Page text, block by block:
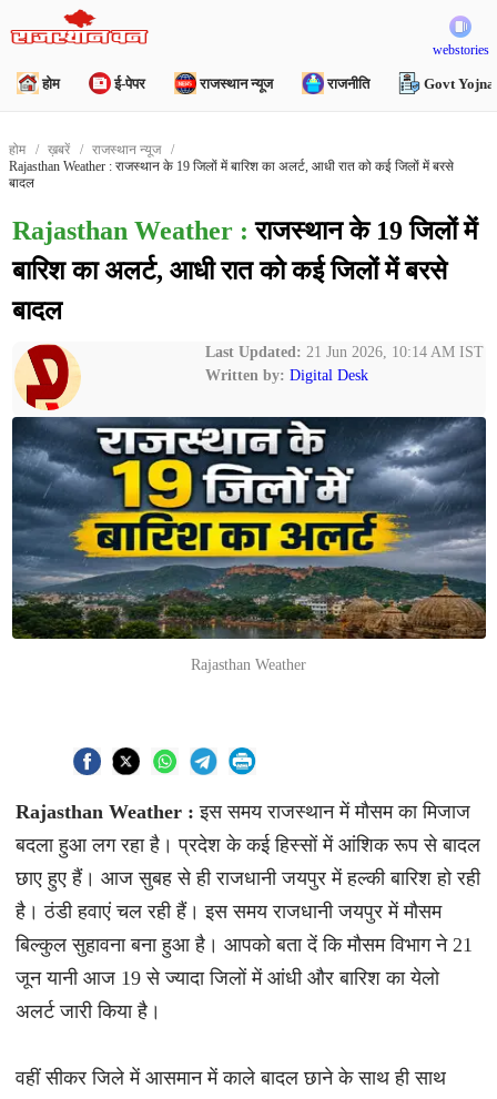
webstories
होम ई-पेपर राजस्थान न्यूज राजनीति Govt Yojna
होम ख़बरें
राजस्थान न्यूज
Rajasthan Weather​​​​​​​ : राजस्थान के 19 जिलों में बारिश का अलर्ट, आधी रात को कई जिलों में बरसे
बादल
Rajasthan Weather​​​​​​​ : राजस्थान के 19 जिलों में
बारिश का अलर्ट, आधी रात को कई जिलों में बरसे
बादल
Last Updated: 21 Jun 2026, 10:14 AM IST
Written by: Digital Desk
Rajasthan Weather​​​​​​​
Rajasthan Weather :इस समय राजस्थान में मौसम का मिजाज
बदला हुआ लग रहा है। प्रदेश के कई हिस्सों में आंशिक रूप से बादल
छाए हुए हैं। आज सुबह से ही राजधानी जयपुर में हल्की बारिश हो रही
है। ठंडी हवाएं चल रही हैं। इस समय राजधानी जयपुर में मौसम
बिल्कुल सुहावना बना हुआ है। आपको बता दें कि मौसम विभाग ने 21
जून यानी आज 19 से ज्यादा जिलों में आंधी और बारिश का येलो
अलर्ट जारी किया है।
वहीं सीकर जिले में आसमान में काले बादल छाने के साथ ही साथ